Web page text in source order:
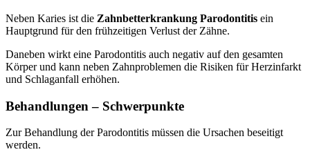
Neben Karies ist die Zahnbetterkrankung Parodontitis ein
Hauptgrund für den frühzeitigen Verlust der Zähne.
Daneben wirkt eine Parodontitis auch negativ auf den gesamten
Körper und kann neben Zahnproblemen die Risiken für Herzinfarkt
und Schlaganfall erhöhen.
Behandlungen – Schwerpunkte
Zur Behandlung der Parodontitis müssen die Ursachen beseitigt
werden.